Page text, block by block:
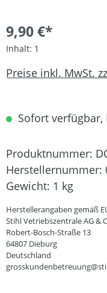
9,90 €*
Inhalt: 1
Preise inkl. MwSt.
Sofort verfügbar,
Produktnummer:
Herstellernummer:
Gewicht: 1 kg
Herstellerangaben gemäß
Stihl Vetriebszentrale AG &
Robert-Bosch-Straße 13
64807 Dieburg
Deutschland